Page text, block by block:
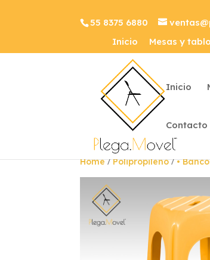
55 8375 6880
Inicio
Mesas y
Inicio
Contacto
Home/Polipropileno/•